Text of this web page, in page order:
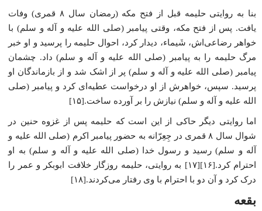
بنا به روایتی حلیمه قبل از فتح مکه (رمضان سال ۸ قمری) وفات
یافت. پس از فتح مکه، وقتی پیامبر (صلی الله علیه و آله و سلم) با
خواهر رضاعی‌اش، شَیماء، دیدار کرد، احوال حلیمه را پرسید و او خبر
مرگ حلیمه را به پیامبر (صلی الله علیه و آله و سلم) داد. چشمان
پیامبر (صلی الله علیه و آله و سلم) پر از اشک شد و از بازماندگان او
پرسید. سپس، خواهرش از او درخواست عطیه‌ای کرد و پیامبر (صلی
الله علیه و آله و سلم) نیازش را بر آورده ساخت.[۱۵]
اما روایتی دیگر حاکی از این است که حلیمه پس از غزوه حنین در
شوال سال ۸ قمری در جِعِرّانه به حضور پیامبر اکرم (صلی الله علیه و
آله و سلم) رسید و رسول خدا (صلی الله علیه و آله و سلم) به او
احترام کرد.[۱۶][۱۷] به روایتی، حلیمه روزگار خلافت ابوبکر و عمر را
درک کرد و آن دو با احترام با وی رفتار می‌کردند.[۱۸]
بقعه